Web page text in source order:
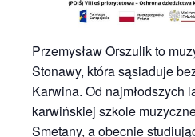
Przemysław Orszulik to
Stonawy, która sąsiaduje
Karwina. Od najmłodszych
karwińskiej szkole
Smetany, a obecnie